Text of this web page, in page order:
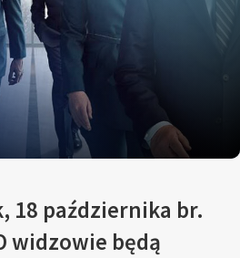
18 października br.
widzowie będą